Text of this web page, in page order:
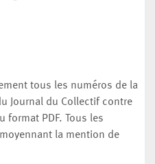
tous les numéros de la
Journal du Collectif contre
format PDF. Tous les
la mention de